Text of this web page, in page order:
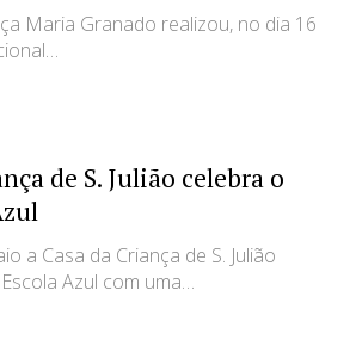
Maria Granado realizou, no dia 16
de S. Julião celebra o
a Casa da Criança de S. Julião
Azul com uma…